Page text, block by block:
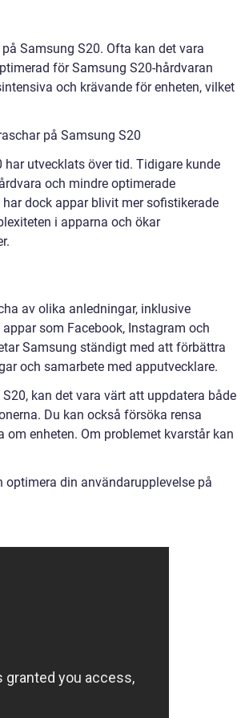
Samsung S20. Ofta kan det vara
för Samsung S20-hårdvaran
och krävande för enheten, vilket
på Samsung S20
utvecklats över tid. Tidigare kunde
och mindre optimerade
dock appar blivit mer sofistikerade
i apparna och ökar
av olika anledningar, inklusive
som Facebook, Instagram och
Samsung ständigt med att förbättra
och samarbete med apputvecklare.
kan det vara värt att uppdatera både
Du kan också försöka rensa
enheten. Om problemet kvarstår kan
din användarupplevelse på